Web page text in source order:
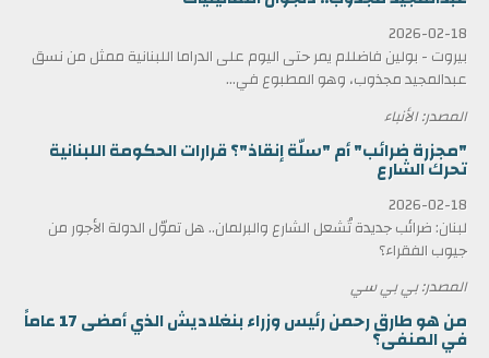
2026-02-18
بيروت - بولين فاضللم يمر حتى اليوم على الدراما اللبنانية ممثل من نسق
عبدالمجيد مجذوب، وهو المطبوع في...
المصدر: الأنباء
"مجزرة ضرائب" أم "سلّة إنقاذ"؟ قرارات الحكومة اللبنانية
تحرك الشارع
2026-02-18
لبنان: ضرائب جديدة تُشعل الشارع والبرلمان.. هل تموّل الدولة الأجور من
جيوب الفقراء؟
المصدر: بي بي سي
من هو طارق رحمن رئيس وزراء بنغلاديش الذي أمضى 17 عاماً
في المنفى؟